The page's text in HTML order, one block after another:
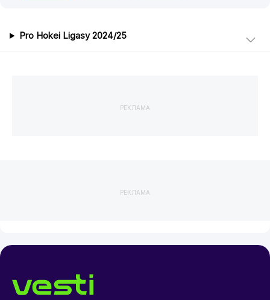
Pro Hokei Ligasy 2024/25
РЕКЛАМА
РЕКЛАМА